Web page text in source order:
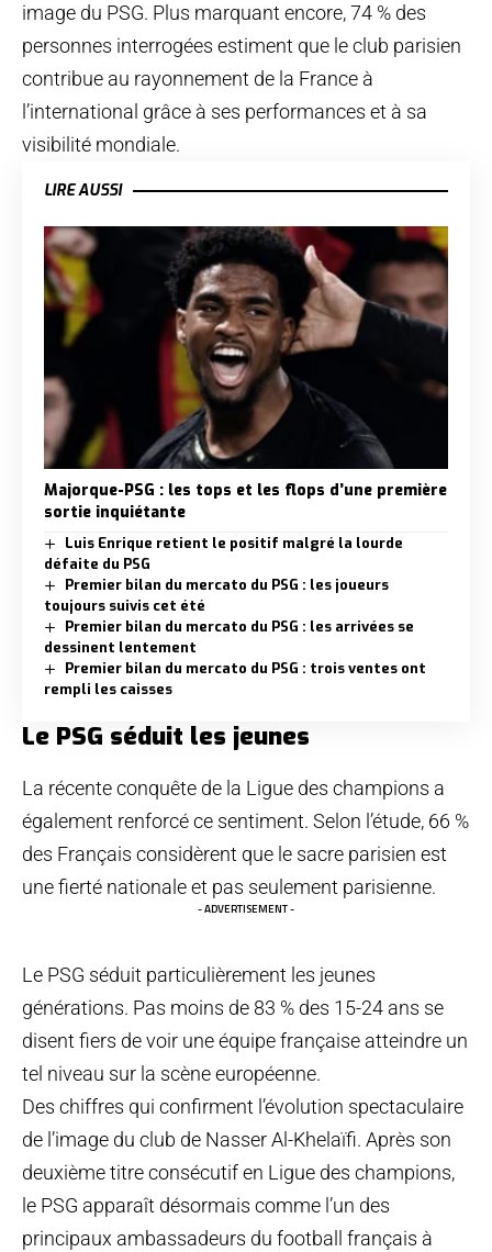
image du PSG. Plus marquant encore, 74 % des
personnes interrogées estiment que le club parisien
contribue au rayonnement de la France à
l’international grâce à ses performances et à sa
visibilité mondiale.
LIRE AUSSI
Majorque-PSG : les tops et les flops d’une première
sortie inquiétante
Luis Enrique retient le positif malgré la lourde
défaite du PSG
Premier bilan du mercato du PSG : les joueurs
toujours suivis cet été
Premier bilan du mercato du PSG : les arrivées se
dessinent lentement
Premier bilan du mercato du PSG : trois ventes ont
rempli les caisses
Le PSG séduit les jeunes
La récente conquête de la Ligue des champions a
également renforcé ce sentiment. Selon l’étude, 66 %
des Français considèrent que le sacre parisien est
une fierté nationale et pas seulement parisienne.
- ADVERTISEMENT -
Le PSG séduit particulièrement les jeunes
générations. Pas moins de 83 % des 15-24 ans se
disent fiers de voir une équipe française atteindre un
tel niveau sur la scène européenne.
Des chiffres qui confirment l’évolution spectaculaire
de l’image du club de Nasser Al-Khelaïfi. Après son
deuxième titre consécutif en Ligue des champions,
le PSG apparaît désormais comme l’un des
principaux ambassadeurs du football français à